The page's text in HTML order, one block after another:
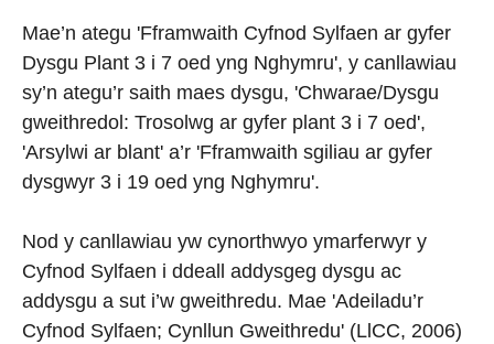
Mae’n ategu 'Fframwaith Cyfnod Sylfaen ar gyfer
Dysgu Plant 3 i 7 oed yng Nghymru', y canllawiau
sy’n ategu’r saith maes dysgu, 'Chwarae/Dysgu
gweithredol: Trosolwg ar gyfer plant 3 i 7 oed',
'Arsylwi ar blant' a’r 'Fframwaith sgiliau ar gyfer
dysgwyr 3 i 19 oed yng Nghymru'.
Nod y canllawiau yw cynorthwyo ymarferwyr y
Cyfnod Sylfaen i ddeall addysgeg dysgu ac
addysgu a sut i’w gweithredu. Mae 'Adeiladu’r
Cyfnod Sylfaen; Cynllun Gweithredu' (LlCC, 2006)